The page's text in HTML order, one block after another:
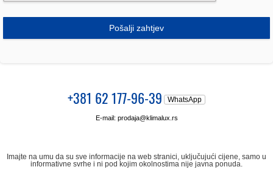
Pošalji zahtjev
+381 62 177-96-39 WhatsApp
E-mail: prodaja@klimalux.rs
Imajte na umu da su sve informacije na web stranici, uključujući cijene, samo u
informativne svrhe i ni pod kojim okolnostima nije javna ponuda.